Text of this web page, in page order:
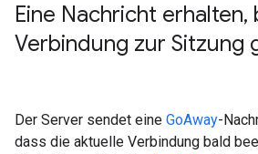
Eine Nachricht erhalten,
Verbindung zur Sitzung
Der Server sendet eine GoAway-
dass die aktuelle Verbindung bald